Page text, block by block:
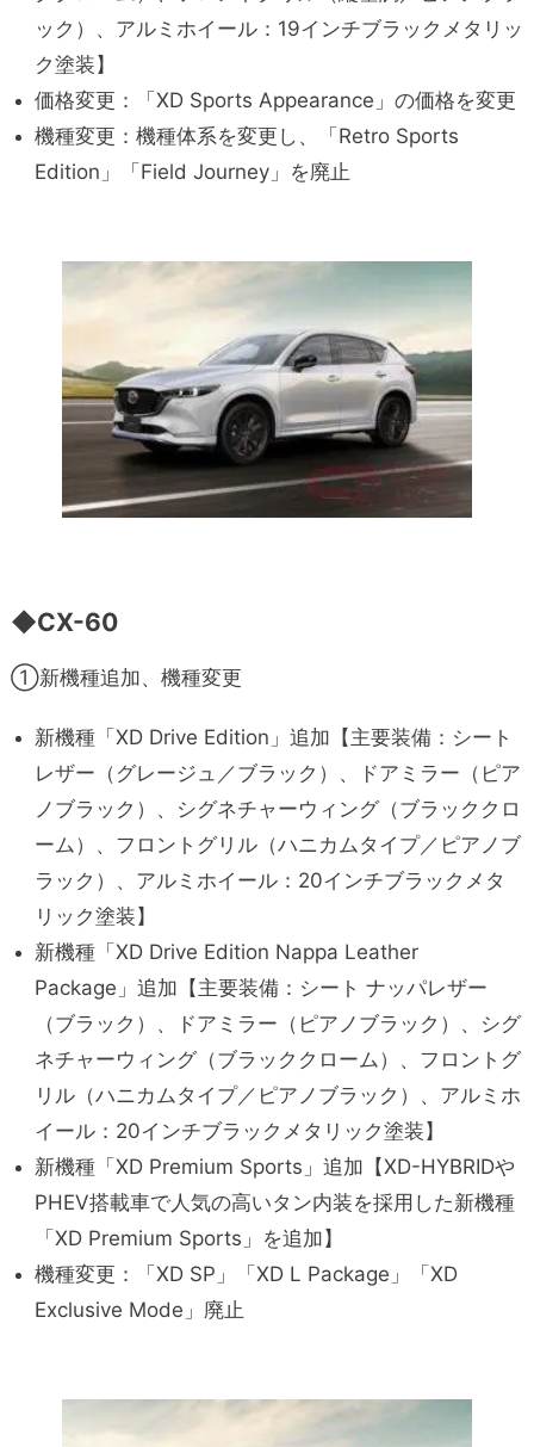
ック）、アルミホイール：19インチブラックメタリッ
ク塗装】
価格変更：「XD Sports Appearance」の価格を変更
機種変更：機種体系を変更し、「Retro Sports
Edition」「Field Journey」を廃止
◆CX-60
①新機種追加、機種変更
新機種「XD Drive Edition」追加【主要装備：シート
レザー（グレージュ／ブラック）、ドアミラー（ピア
ノブラック）、シグネチャーウィング（ブラッククロ
ーム）、フロントグリル（ハニカムタイプ／ピアノブ
ラック）、アルミホイール：20インチブラックメタ
リック塗装】
新機種「XD Drive Edition Nappa Leather
Package」追加【主要装備：シート ナッパレザー
（ブラック）、ドアミラー（ピアノブラック）、シグ
ネチャーウィング（ブラッククローム）、フロントグ
リル（ハニカムタイプ／ピアノブラック）、アルミホ
イール：20インチブラックメタリック塗装】
新機種「XD Premium Sports」追加【XD-HYBRIDや
PHEV搭載車で人気の高いタン内装を採用した新機種
「XD Premium Sports」を追加】
機種変更：「XD SP」「XD L Package」「XD
Exclusive Mode」廃止